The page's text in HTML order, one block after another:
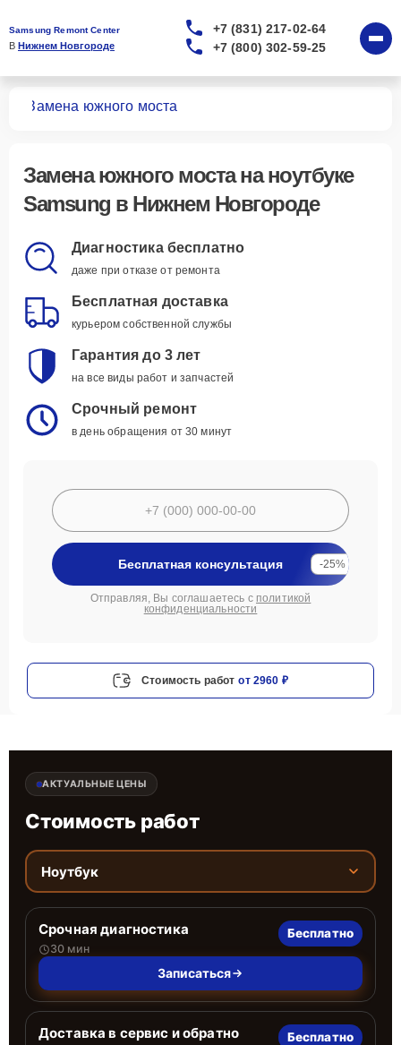
Samsung Remont Center
В Нижнем Новгороде
+7 (831) 217-02-64
+7 (800) 302-59-25
Замена южного моста
Замена южного мостана ноутбуке
Samsung в Нижнем Новгороде
Диагностика бесплатно
даже при отказе от ремонта
Бесплатная доставка
курьером собственной службы
Гарантия до 3 лет
на все виды работ и запчастей
Срочный ремонт
в день обращения от 30 минут
Бесплатная консультация -25%
Отправляя, Вы соглашаетесь с политикой
конфиденциальности
Стоимость работ от 2960 ₽
АКТУАЛЬНЫЕ ЦЕНЫ
Стоимость работ
Ноутбук
Срочная диагностика
30 мин
Бесплатно
Записаться
Доставка в сервис и обратно Бесплатно